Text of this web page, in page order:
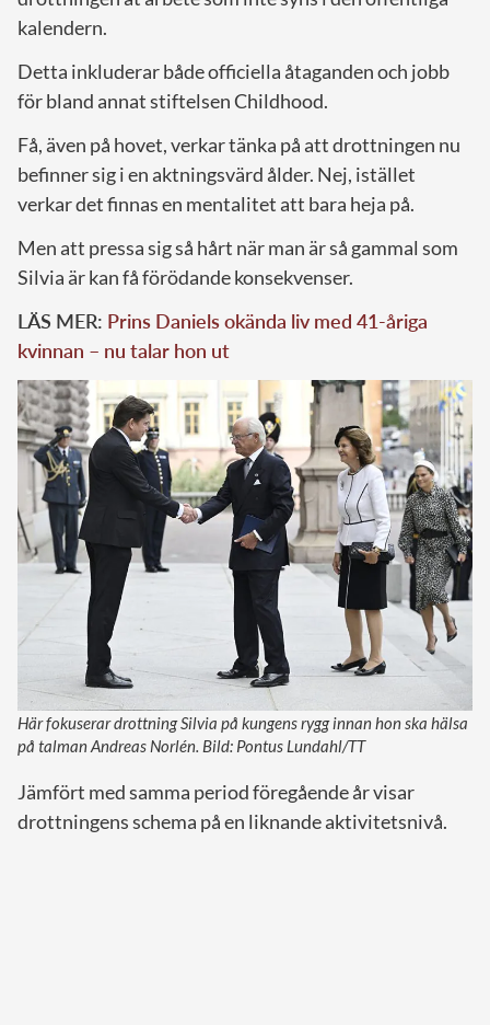
kalendern.
Detta inkluderar både officiella åtaganden och jobb
för bland annat stiftelsen Childhood.
Få, även på hovet, verkar tänka på att drottningen nu
befinner sig i en aktningsvärd ålder. Nej, istället
verkar det finnas en mentalitet att bara heja på.
Men att pressa sig så hårt när man är så gammal som
Silvia är kan få förödande konsekvenser.
LÄS MER: Prins Daniels okända liv med 41-åriga
kvinnan – nu talar hon ut
Här fokuserar drottning Silvia på kungens rygg innan hon ska hälsa
på talman Andreas Norlén. Bild: Pontus Lundahl/TT
Jämfört med samma period föregående år visar
drottningens schema på en liknande aktivitetsnivå.